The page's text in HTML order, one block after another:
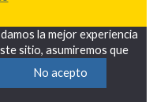
la mejor experiencia
sitio, asumiremos que
No acepto